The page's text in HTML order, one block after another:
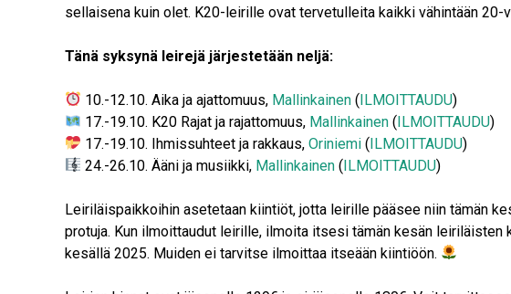
sellaisena kuin olet. K20-leirille ovat tervetulleita kaikki vähintään 20-
Tänä syksynä leirejä järjestetään neljä:⁣⁣
10.-12.10. Aika ja ajattomuus, Mallinkainen⁣⁣ (ILMOITTAUDU)
17.-19.10. K20 Rajat ja rajattomuus, Mallinkainen⁣⁣ (ILMOITTAUDU)
17.-19.10. Ihmissuhteet ja rakkaus,Oriniemi ⁣⁣ (ILMOITTAUDU)
24.-26.10. Ääni ja musiikki, Mallinkainen⁣⁣ (ILMOITTAUDU)
Leiriläispaikkoihin asetetaan kiintiöt, jotta leirille pääsee niin tämän
protuja. Kun ilmoittaudut leirille, ilmoita itsesi tämän kesän leiriläisten
kesällä 2025. Muiden ei tarvitse ilmoittaa itseään kiintiöön.